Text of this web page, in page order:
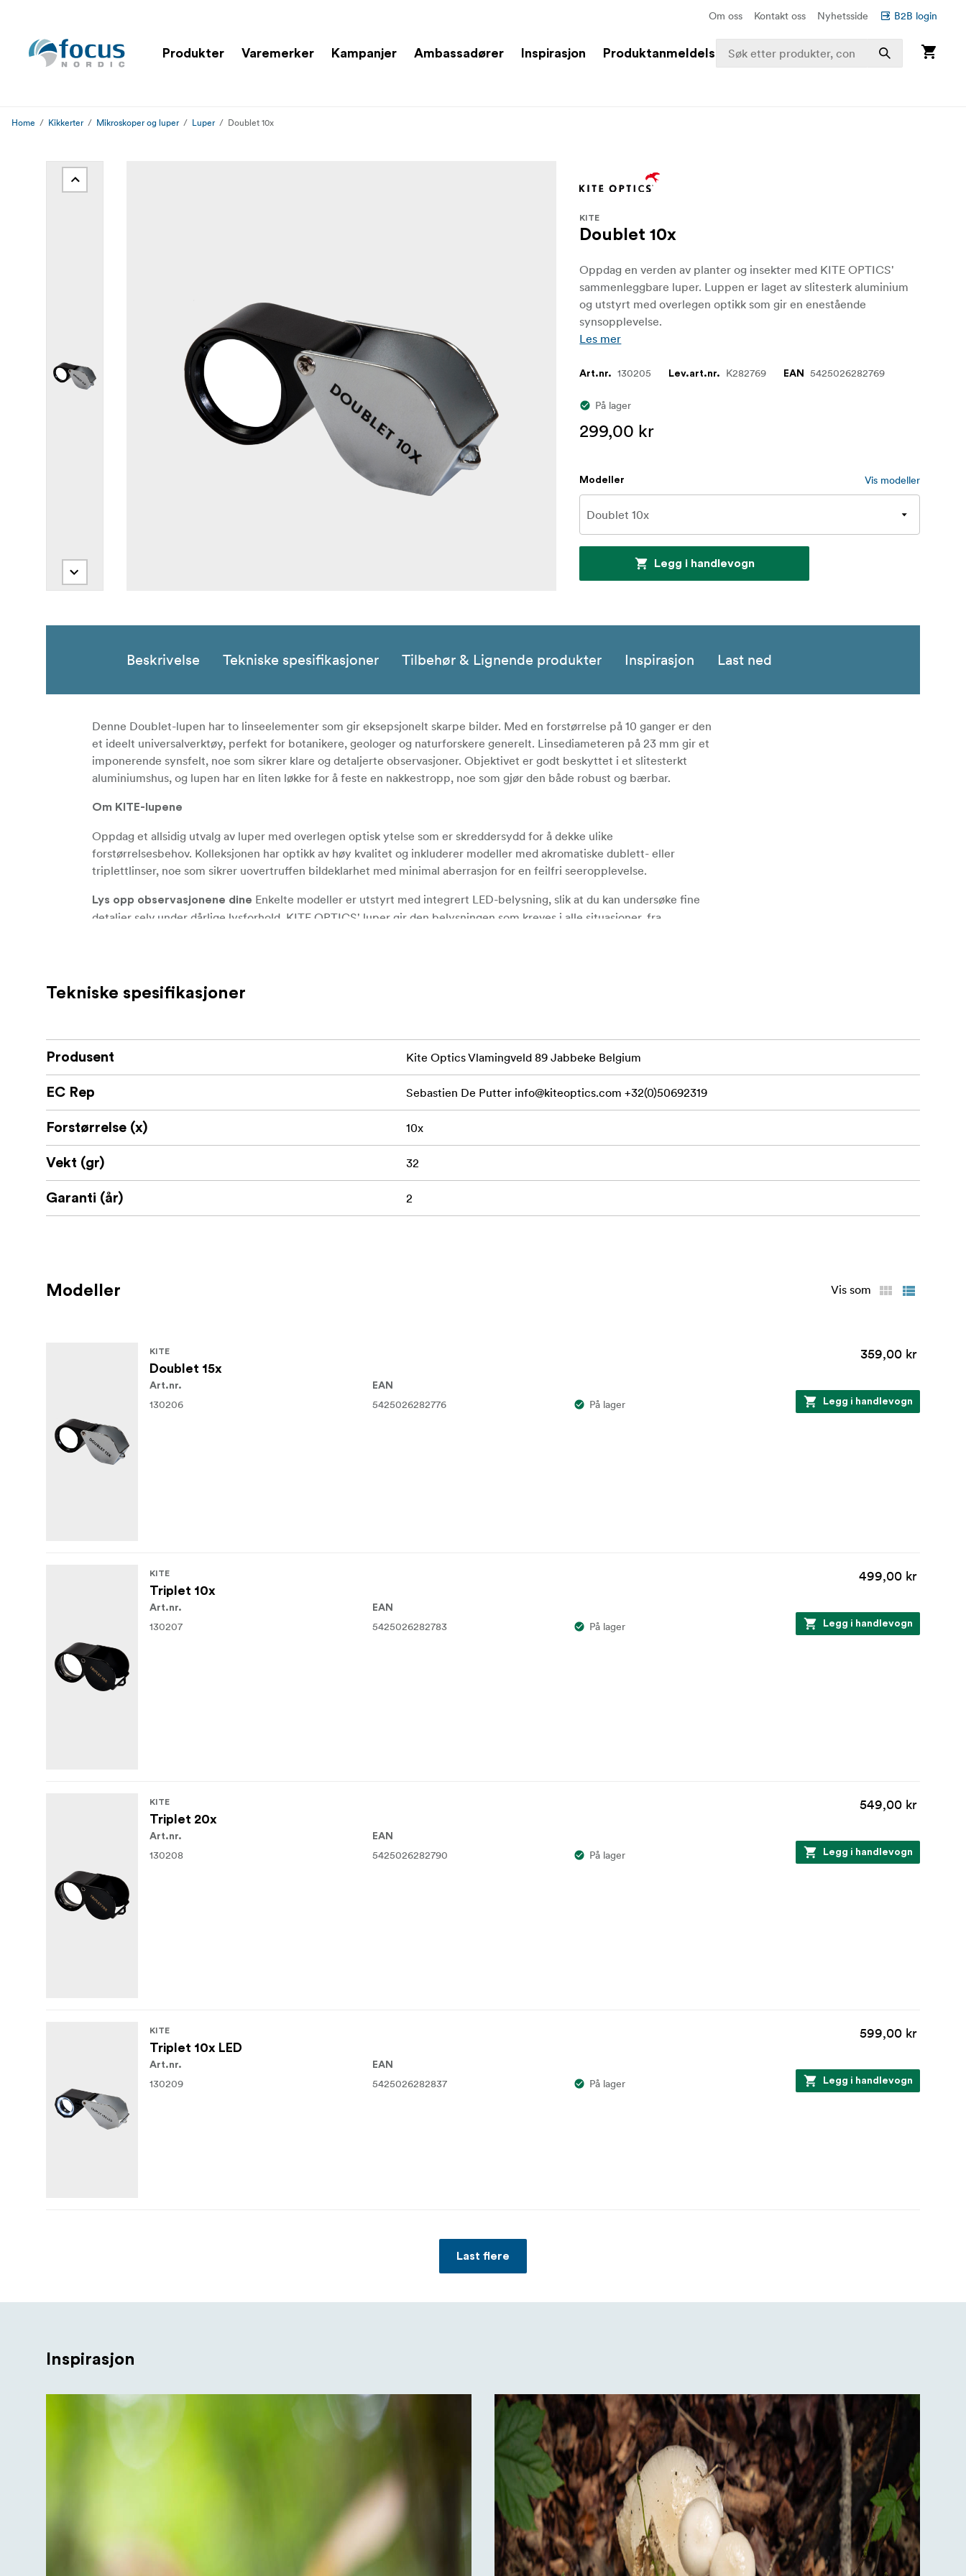
Om oss Kontakt oss Nyhetsside B2B login
Produkter Varemerker Kampanjer Ambassadører Inspirasjon Produktanmeldelser
Home Kikkerter Mikroskoper og luper Luper Doublet 10x
KITE
Doublet 10x
Oppdag en verden av planter og insekter med KITE OPTICS'
sammenleggbare luper. Luppen er laget av slitesterk aluminium
og utstyrt med overlegen optikk som gir en enestående
synsopplevelse.
Les mer
Art.nr. 130205 Lev.art.nr. K282769 EAN 5425026282769
På lager
299,00 kr
Modeller Vis modeller
Legg i handlevogn
Beskrivelse Tekniske spesifikasjoner Tilbehør & Lignende produkter Inspirasjon Last ned
Denne Doublet-lupen har to linseelementer som gir eksepsjonelt skarpe bilder. Med en forstørrelse på 10 ganger er den
et ideelt universalverktøy, perfekt for botanikere, geologer og naturforskere generelt. Linsediameteren på 23 mm gir et
imponerende synsfelt, noe som sikrer klare og detaljerte observasjoner. Objektivet er godt beskyttet i et slitesterkt
aluminiumshus, og lupen har en liten løkke for å feste en nakkestropp, noe som gjør den både robust og bærbar.
Om KITE-lupene
Oppdag et allsidig utvalg av luper med overlegen optisk ytelse som er skreddersydd for å dekke ulike
forstørrelsesbehov. Kolleksjonen har optikk av høy kvalitet og inkluderer modeller med akromatiske dublett- eller
triplettlinser, noe som sikrer uovertruffen bildeklarhet med minimal aberrasjon for en feilfri seeropplevelse.
Lys opp observasjonene dine Enkelte modeller er utstyrt med integrert LED-belysning, slik at du kan undersøke fine
detaljer selv under dårlige lysforhold. KITE OPTICS' luper gir den belysningen som kreves i alle situasjoner, fra
den perfekte følgesvenn for feltbiologer, naturforskere og alle som utforsker naturens underverker.
Tekniske spesifikasjoner
Produsent Kite Optics Vlamingveld 89 Jabbeke Belgium
EC Rep Sebastien De Putter info@kiteoptics.com +32(0)50692319
Forstørrelse (x) 10x
Vekt (gr) 32
Garanti (år) 2
Modeller Vis som
KITE
Doublet 15x
359,00 kr
Art.nr.
130206
EAN
5425026282776 På lager Legg i handlevogn
KITE
Triplet 10x
499,00 kr
Art.nr.
130207
EAN
5425026282783 På lager Legg i handlevogn
KITE
Triplet 20x
549,00 kr
Art.nr.
130208
EAN
5425026282790 På lager Legg i handlevogn
KITE
Triplet 10x LED
599,00 kr
Art.nr.
130209
EAN
5425026282837 På lager Legg i handlevogn
Last flere
Inspirasjon